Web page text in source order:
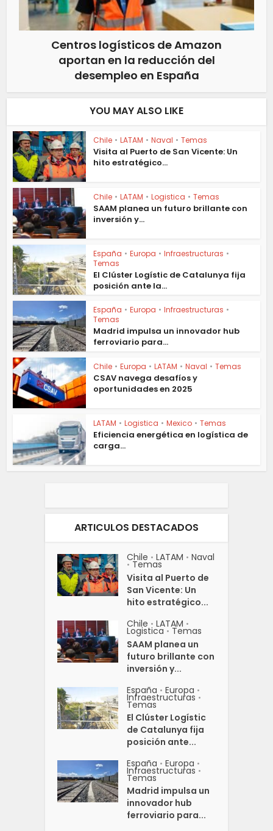
Centros logísticos de Amazon
aportan en la reducción del
desempleo en España
YOU MAY ALSO LIKE
Chile • LATAM • Naval • Temas
Visita al Puerto de San Vicente: Un
hito estratégico...
Chile • LATAM • Logistica • Temas
SAAM planea un futuro brillante con
inversión y...
España • Europa • Infraestructuras •
Temas
El Clúster Logístic de Catalunya fija
posición ante la...
España • Europa • Infraestructuras •
Temas
Madrid impulsa un innovador hub
ferroviario para...
Chile • Europa • LATAM • Naval • Temas
CSAV navega desafíos y
oportunidades en 2025
LATAM • Logistica • Mexico • Temas
Eficiencia energética en logística de
carga...
ARTICULOS DESTACADOS
Chile • LATAM • Naval
• Temas
Visita al Puerto de
San Vicente: Un
hito estratégico...
Chile • LATAM •
Logistica • Temas
SAAM planea un
futuro brillante con
inversión y...
España • Europa •
Infraestructuras •
Temas
El Clúster Logístic
de Catalunya fija
posición ante...
España • Europa •
Infraestructuras •
Temas
Madrid impulsa un
innovador hub
ferroviario para...